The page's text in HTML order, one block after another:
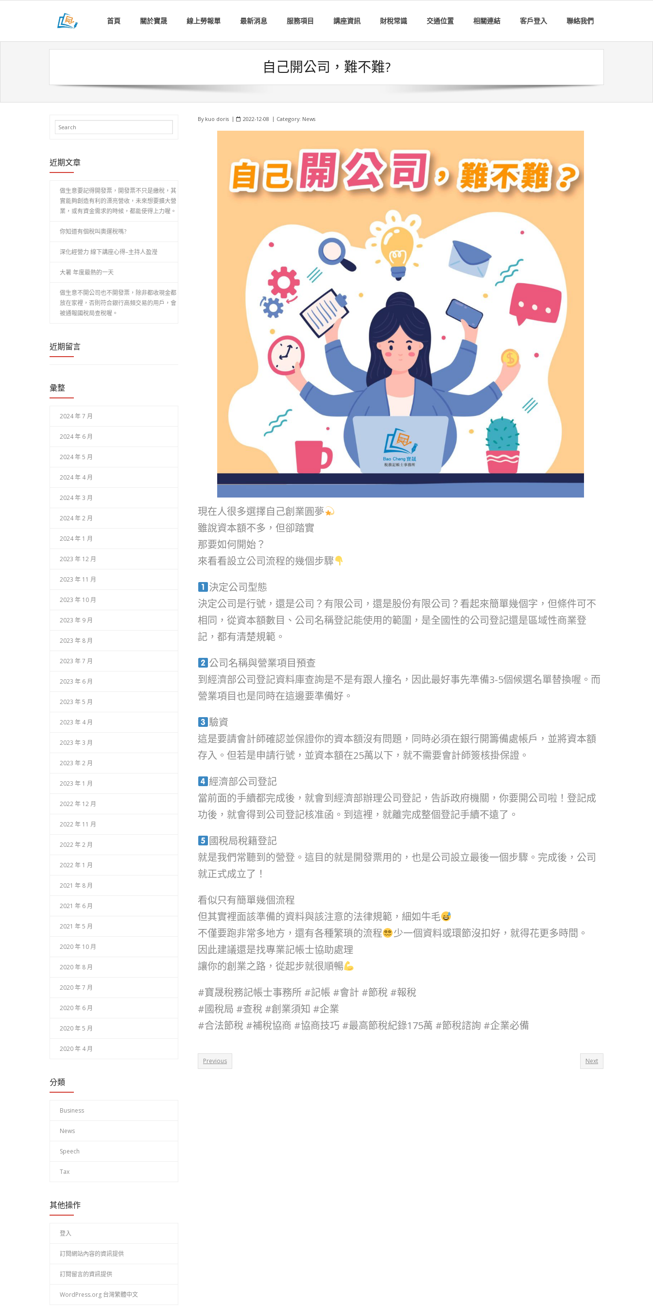
首頁 關於寶晟 線上勞報單 最新消息 服務項目 講座資訊 財稅常識 交通位置 相關連結 客戶登入 聯絡我們
自己開公司，難不難?
By kuo doris 2022-12-08 Category: News
現在人很多選擇自己創業圓夢
雖說資本額不多，但卻踏實
那要如何開始？
來看看設立公司流程的幾個步驟
決定公司型態
決定公司是行號，還是公司？有限公司，還是股份有限公司？看起來簡單幾個字，但條件可不
相同，從資本額數目、公司名稱登記能使用的範圍，是全國性的公司登記還是區域性商業登
記，都有清楚規範。
公司名稱與營業項目預查
到經濟部公司登記資料庫查詢是不是有跟人撞名，因此最好事先準備3-5個候選名單替換喔。而
營業項目也是同時在這邊要準備好。
驗資
這是要請會計師確認並保證你的資本額沒有問題，同時必須在銀行開籌備處帳戶，並將資本額
存入。但若是申請行號，並資本額在25萬以下，就不需要會計師簽核掛保證。
經濟部公司登記
當前面的手續都完成後，就會到經濟部辦理公司登記，告訴政府機關，你要開公司啦！登記成
功後，就會得到公司登記核准函。到這裡，就離完成整個登記手續不遠了。
國稅局稅籍登記
就是我們常聽到的營登。這目的就是開發票用的，也是公司設立最後一個步驟。完成後，公司
就正式成立了！
看似只有簡單幾個流程
但其實裡面該準備的資料與該注意的法律規範，細如牛毛
不僅要跑非常多地方，還有各種繁瑣的流程
少一個資料或環節沒扣好，就得花更多時間。
因此建議還是找專業記帳士協助處理
讓你的創業之路，從起步就很順暢
#寶晟稅務記帳士事務所 #記帳 #會計 #節稅 #報稅
#國稅局 #查稅 #創業須知 #企業
#合法節稅 #補稅協商 #協商技巧 #最高節稅紀錄175萬 #節稅諮詢 #企業必備
Previous Next
近期文章
做生意要記得開發票，開發票不只是繳稅，其
實能夠創造有利的漂亮營收，未來想要擴大營
業，或有資金需求的時候，都能使得上力喔。
你知道有個稅叫奧運稅嗎?
深化經營力 線下講座心得–主持人盈瀅
大暑 年度最熱的一天
做生意不開公司也不開發票，除非都收現金都
放在家裡，否則符合銀行高頻交易的用戶，會
被通報國稅局查稅喔。
近期留言
彙整
2024 年 7 月
2024 年 6 月
2024 年 5 月
2024 年 4 月
2024 年 3 月
2024 年 2 月
2024 年 1 月
2023 年 12 月
2023 年 11 月
2023 年 10 月
2023 年 9 月
2023 年 8 月
2023 年 7 月
2023 年 6 月
2023 年 5 月
2023 年 4 月
2023 年 3 月
2023 年 2 月
2023 年 1 月
2022 年 12 月
2022 年 11 月
2022 年 2 月
2022 年 1 月
2021 年 8 月
2021 年 6 月
2021 年 5 月
2020 年 10 月
2020 年 8 月
2020 年 7 月
2020 年 6 月
2020 年 5 月
2020 年 4 月
分類
Business
News
Speech
Tax
其他操作
登入
訂閱網站內容的資訊提供
訂閱留言的資訊提供
WordPress.org 台灣繁體中文